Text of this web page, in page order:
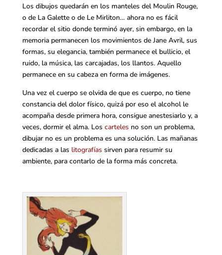
Los dibujos quedarán en los manteles del Moulin Rouge,
o de La Galette o de Le Mirliton… ahora no es fácil
recordar el sitio donde terminó ayer, sin embargo, en la
memoria permanecen los movimientos de Jane Avril, sus
formas, su elegancia, también permanece el bullicio, el
ruido, la música, las carcajadas, los llantos. Aquello
permanece en su cabeza en forma de imágenes.
Una vez el cuerpo se olvida de que es cuerpo, no tiene
constancia del dolor físico, quizá por eso el alcohol le
acompaña desde primera hora, consigue anestesiarlo y, a
veces, dormir el alma. Los carteles no son un problema,
dibujar no es un problema es una solución. Las mañanas
dedicadas a las litografías sirven para resumir su
ambiente, para contarlo de la forma más concreta.